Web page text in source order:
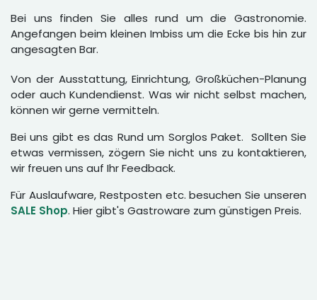
Bei uns finden Sie alles rund um die Gastronomie.
Angefangen beim kleinen Imbiss um die Ecke bis hin zur
angesagten Bar.
Von der Ausstattung, Einrichtung, Großküchen-Planung
oder auch Kundendienst. Was wir nicht selbst machen,
können wir gerne vermitteln.
Bei uns gibt es das Rund um Sorglos Paket. Sollten Sie
etwas vermissen, zögern Sie nicht uns zu kontaktieren,
wir freuen uns auf Ihr Feedback.
Für Auslaufware, Restposten etc. besuchen Sie unseren
SALE Shop. Hier gibt's Gastroware zum günstigen Preis.